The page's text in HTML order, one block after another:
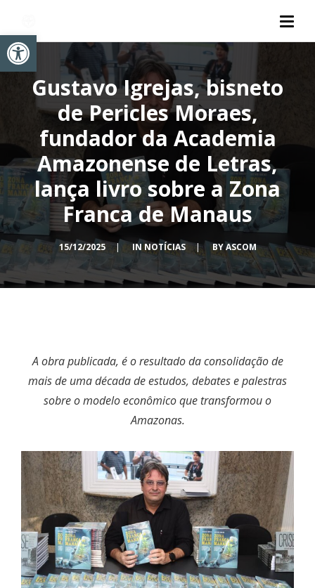
Abrir a barra de ferramentas
Gustavo Igrejas, bisneto
de Pericles Moraes,
fundador da Academia
Amazonense de Letras,
lança livro sobre a Zona
Franca de Manaus
15/12/2025 | INNOTÍCIAS | BYASCOM
A obra publicada, é o resultado da consolidação de
mais de uma década de estudos, debates e palestras
sobre o modelo econômico que transformou o
Amazonas.